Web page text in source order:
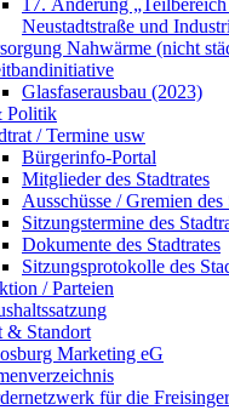
17. Änderung
Neustadtstraße und
Nahwärme (nicht
Glasfaserausbau (2023)
Politik
/ Termine usw
Bürgerinfo-Portal
Mitglieder des Stadtrates
Ausschüsse / Gremien des
Sitzungstermine des
Dokumente des Stadtrates
Sitzungsprotokolle des
/ Parteien
& Standort
Marketing eG
für die